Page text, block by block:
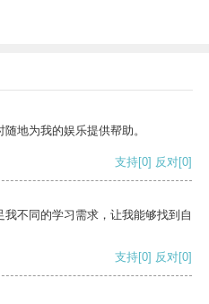
地为我的娱乐提供帮助。
支持[0] 反对[0]
不同的学习需求，让我能够找到自
支持[0] 反对[0]